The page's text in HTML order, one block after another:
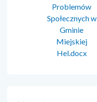
Problemów
Społecznych w
Gminie
Miejskiej
Hel.docx